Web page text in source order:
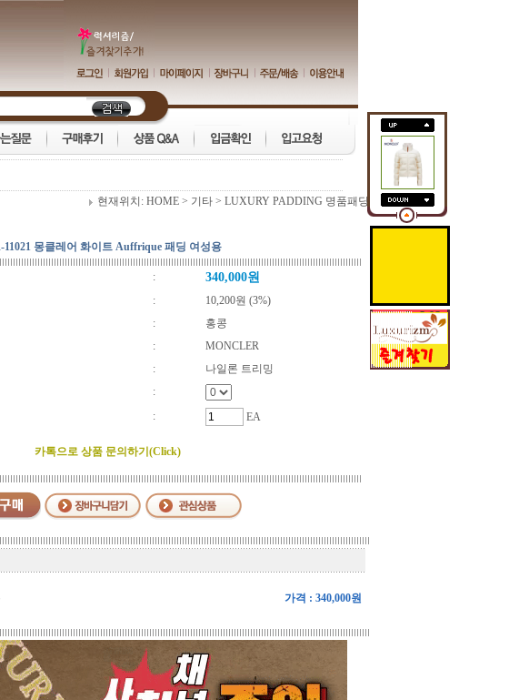
현재위치: HOME > 기타 > LUXURY PADDING 명품패딩
몽클레어 화이트 Auffrique 패딩 여성용
: 340,000원
:
10,200원 (3%)
:
홍콩
:
MONCLER
:
나일론 트리밍
:
: EA
카톡으로 상품 문의하기(Click)
가격 : 340,000원